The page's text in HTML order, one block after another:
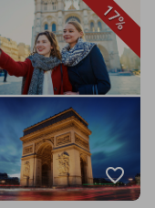
17%
favorite_border